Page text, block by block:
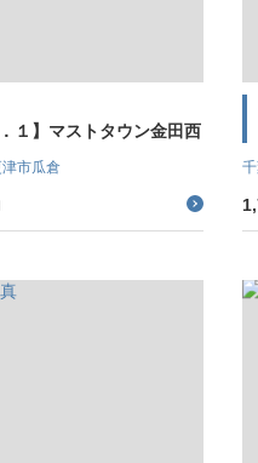
．１】マストタウン金田西
市瓜倉